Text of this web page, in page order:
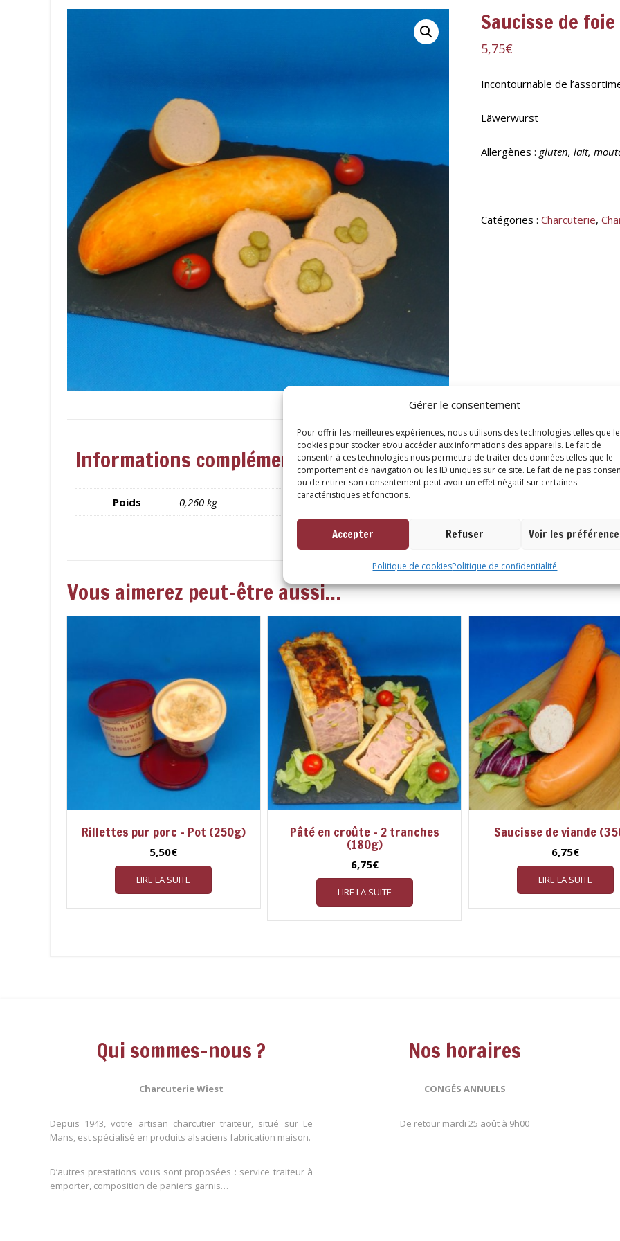
Gérer le consentement
Pour offrir les meilleures expériences, nous utilisons des technologies telles que
cookies pour stocker et/ou accéder aux informations des appareils. Le fait de
consentir à ces technologies nous permettra de traiter des données telles que le
comportement de navigation ou les ID uniques sur ce site. Le fait de ne pas
ou de retirer son consentement peut avoir un effet négatif sur certaines
caractéristiques et fonctions.
Accepter Refuser Voir les
Politique de cookiesPolitique de confidentialité
Saucisse de
5,75€
Incontournable de
Läwerwurst
Allergènes : gluten, lait,
Catégories : Charcuterie,
Informations complémentaires
Poids 0,260 kg
Vous aimerez peut-être aussi…
Rillettes pur porc – Pot (250g)
5,50€
LIRE LA SUITE
Pâté en croûte – 2 tranches
(180g)
6,75€
LIRE LA SUITE
Saucisse de viande
6,75€
LIRE LA SUITE
Qui sommes-nous ?
Charcuterie Wiest
Depuis 1943, votre artisan charcutier traiteur, situé sur Le
Mans, est spécialisé en produits alsaciens fabrication maison.
D’autres prestations vous sont proposées : service traiteur à
emporter, composition de paniers garnis…
Nos horaires
CONGÉS ANNUELS
De retour mardi 25 août à 9h00